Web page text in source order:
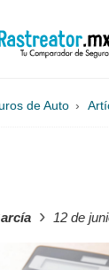
de Auto ›
› 12 de